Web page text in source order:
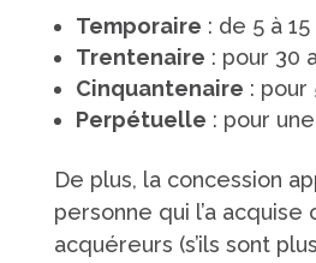
Temporaire : de 5 à
Trentenaire : pour 30
Cinquantenaire : pour
Perpétuelle : pour
De plus, la concession
personne qui l’a acquise
acquéreurs (s’ils sont